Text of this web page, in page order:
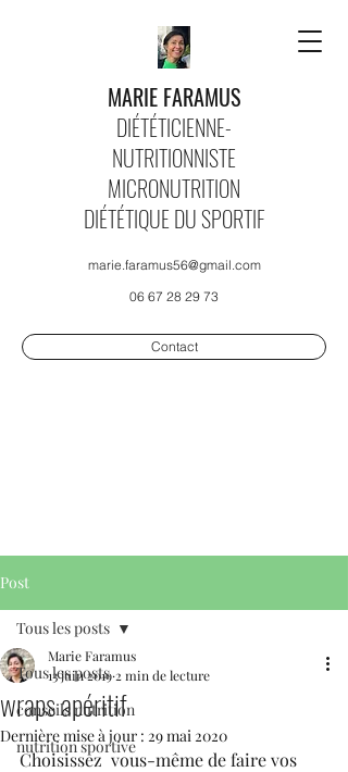
MARIE FARAMUS
DIÉTÉTICIENNE-
NUTRITIONNISTE
MICRONUTRITION
DIÉTÉTIQUE DU SPORTIF
marie.faramus56@gmail.com
06 67 28 29 73
Contact
Post
Tous les posts
conseils nutrition
nutrition sportive
Tous les posts
wraps apéritif
Marie Faramus
13 juin 2019 2 min de lecture
Dernière mise à jour : 29 mai 2020
Choisissez  vous-même de faire vos